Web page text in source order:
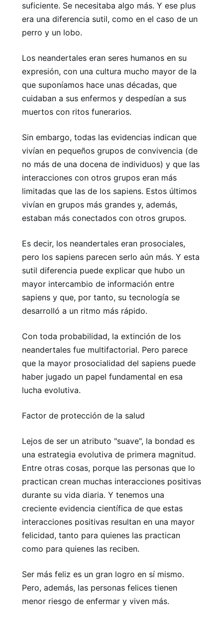
suficiente. Se necesitaba algo más. Y ese plus
era una diferencia sutil, como en el caso de un
perro y un lobo.
Los neandertales eran seres humanos en su
expresión, con una cultura mucho mayor de la
que suponíamos hace unas décadas, que
cuidaban a sus enfermos y despedían a sus
muertos con ritos funerarios.
Sin embargo, todas las evidencias indican que
vivían en pequeños grupos de convivencia (de
no más de una docena de individuos) y que las
interacciones con otros grupos eran más
limitadas que las de los sapiens. Estos últimos
vivían en grupos más grandes y, además,
estaban más conectados con otros grupos.
Es decir, los neandertales eran prosociales,
pero los sapiens parecen serlo aún más. Y esta
sutil diferencia puede explicar que hubo un
mayor intercambio de información entre
sapiens y que, por tanto, su tecnología se
desarrolló a un ritmo más rápido.
Con toda probabilidad, la extinción de los
neandertales fue multifactorial. Pero parece
que la mayor prosocialidad del sapiens puede
haber jugado un papel fundamental en esa
lucha evolutiva.
Factor de protección de la salud
Lejos de ser un atributo "suave", la bondad es
una estrategia evolutiva de primera magnitud.
Entre otras cosas, porque las personas que lo
practican crean muchas interacciones positivas
durante su vida diaria. Y tenemos una
creciente evidencia científica de que estas
interacciones positivas resultan en una mayor
felicidad, tanto para quienes las practican
como para quienes las reciben.
Ser más feliz es un gran logro en sí mismo.
Pero, además, las personas felices tienen
menor riesgo de enfermar y viven más.